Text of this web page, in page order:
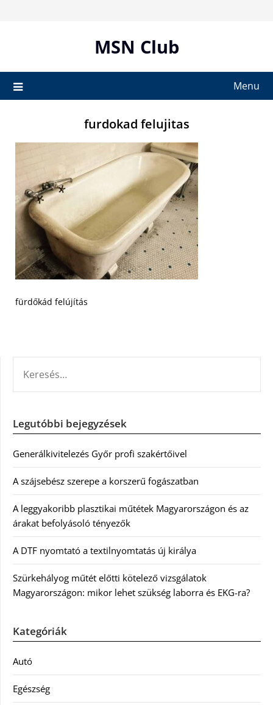
MSN Club
Menu
furdokad felujitas
fürdőkád felújítás
Legutóbbi bejegyzések
Generálkivitelezés Győr profi szakértőivel
A szájsebész szerepe a korszerű fogászatban
A leggyakoribb plasztikai műtétek Magyarországon és az
árakat befolyásoló tényezők
A DTF nyomtató a textilnyomtatás új királya
Szürkehályog műtét előtti kötelező vizsgálatok
Magyarországon: mikor lehet szükség laborra és EKG-ra?
Kategóriák
Autó
Egészség